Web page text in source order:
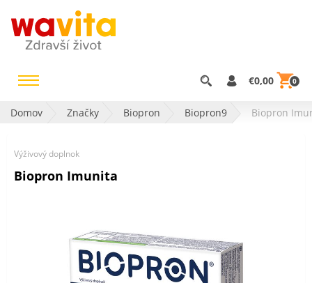
€0,00 0
Domov Značky Biopron Biopron9 Biopron
Výživový doplnok
Biopron Imunita